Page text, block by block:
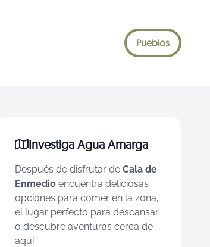
Pueblos
Investiga Agua Amarga
Después de disfrutar de Cala de
Enmedio encuentra deliciosas
opciones para comer en la zona,
el lugar perfecto para descansar
o descubre aventuras cerca de
aquí.